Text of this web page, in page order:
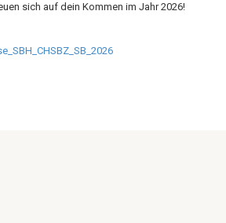
sich auf dein Kommen im Jahr 2026!